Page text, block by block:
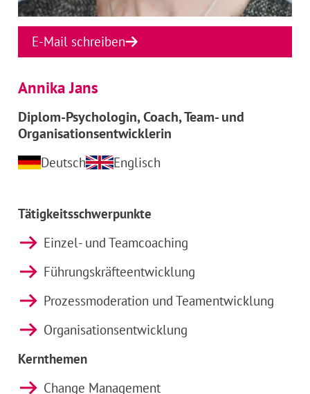
Annika Jans
Diplom-Psychologin, Coach, Team- und
Organisationsentwicklerin
Deutsch Englisch
Tätigkeitsschwerpunkte
Einzel- und Teamcoaching
Führungskräfteentwicklung
Prozessmoderation und Teamentwicklung
Organisationsentwicklung
Kernthemen
Change Management
E-Mail schreiben